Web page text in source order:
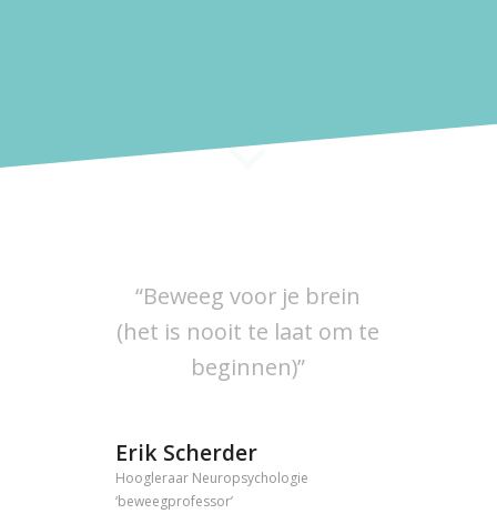
“Beweeg voor je brein
(het is nooit te laat om te
beginnen)”
Erik Scherder
Hoogleraar Neuropsychologie
‘beweegprofessor’